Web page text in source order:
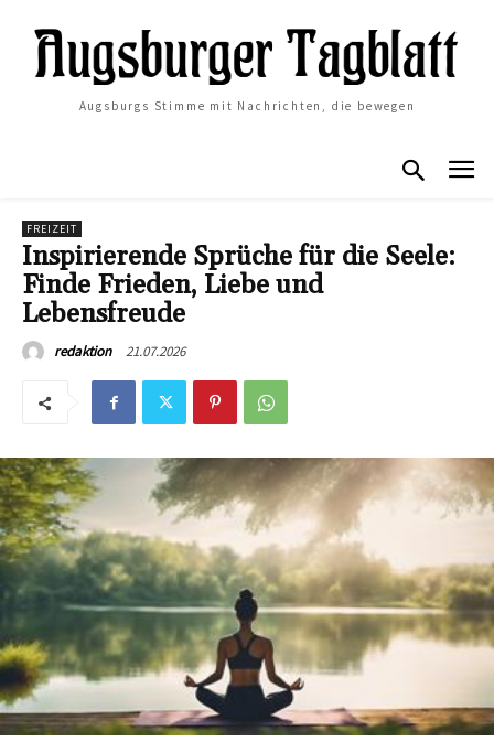
Augsburgs Stimme mit Nachrichten, die bewegen
FREIZEIT
Inspirierende Sprüche für die Seele:
Finde Frieden, Liebe und
Lebensfreude
redaktion 21.07.2026